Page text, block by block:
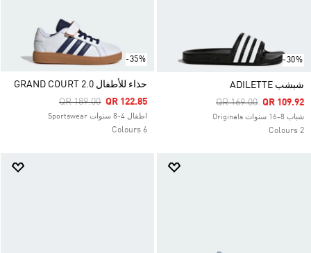
-30%
شبشب ADILETTE
Price Reduced From
QR 169.00ToQR 109.92
شباب 8-16 سنوات Originals
2 Colours
-35%
حذاء للأطفال GRAND COURT 2.0
Price Reduced From
QR 189.00ToQR 122.85
اطفال 4-8 سنوات Sportswear
6 Colours